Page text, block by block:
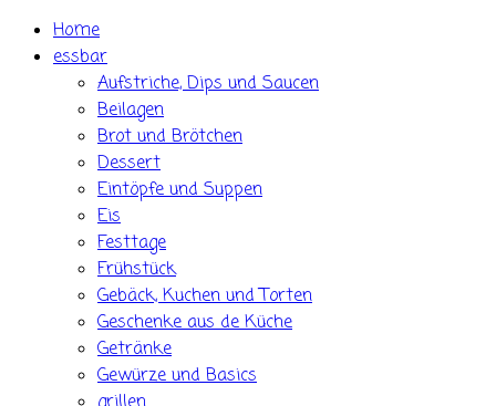
Skip Home
essbar
Aufstriche, Dips und Saucen
Beilagen
Brot und Brötchen
Dessert
Eintöpfe und Suppen
Eis
Festtage
Frühstück
Gebäck, Kuchen und Torten
Geschenke aus de Küche
Getränke
Gewürze und Basics